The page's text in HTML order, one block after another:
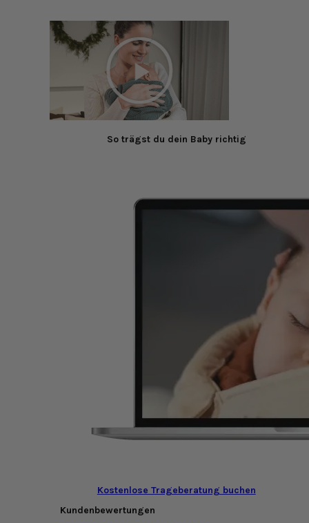
So trägst du dein Baby richtig
Kostenlose Trageberatung buchen
Kundenbewertungen